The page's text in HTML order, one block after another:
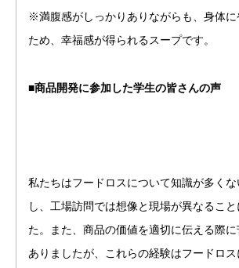
※満腹感がしっかりありながらも、身体
ため、幸福感が得られるスープです。
■商品開発に参加した学生の皆さんの声
私たちはフードロスについて知識が多くな
し、工場訪問では想像と現場が異なるこ
た。また、商品の価値を適切に伝える際
ありましたが、これらの経験はフードロ